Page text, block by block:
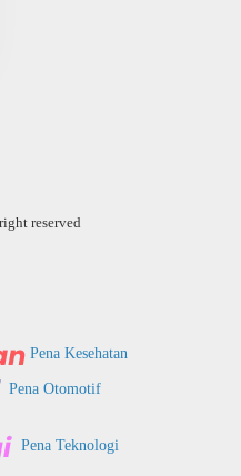
reserved
Pena Kesehatan
Pena Otomotif
Pena Teknologi